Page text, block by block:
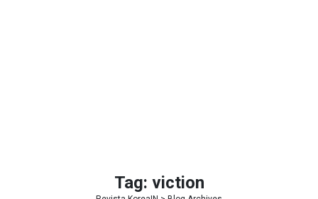
Tag: viction